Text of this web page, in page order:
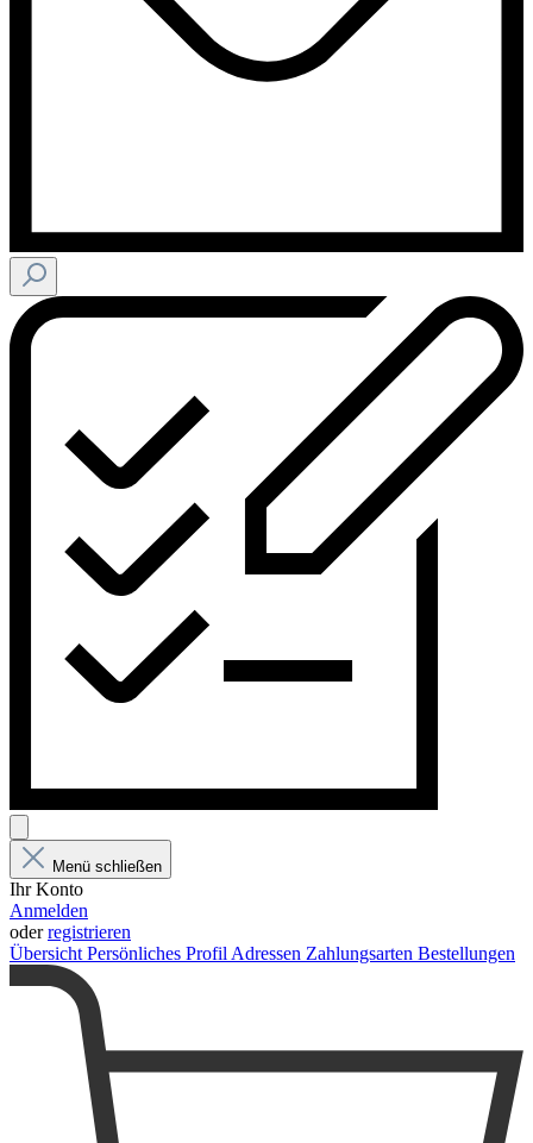
Menü schließen
Ihr Konto
Anmelden
oderregistrieren
Übersicht Persönliches Profil Adressen Zahlungsarten Bestellungen